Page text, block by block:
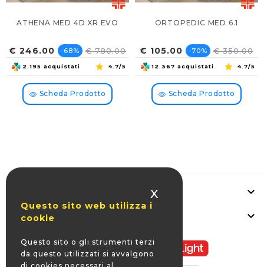
ATHENA MED 4D XR EVO
Prezzo
€ 246.00 Prezzo
base
-68% € 780.00
2.195 acquistati 4.7/5
Scheda Prodotto
ORTOPEDIC MED 6.1
Prezzo
€ 105.00 Prezzo
base
-70% € 350.00
12.367 acquistati 4.7/5
Scheda Prodotto

La Nostra Azienda 
X
Questo sito web utilizza i
cookie
Questo sito o gli strumenti terzi
da questo utilizzati si avvalgono